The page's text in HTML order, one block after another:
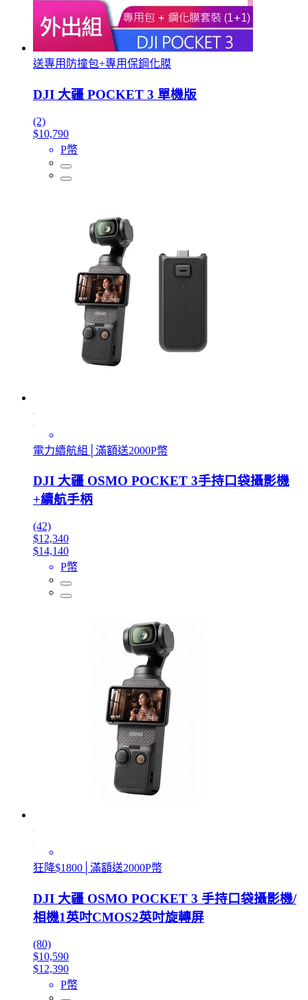
送專用防撞包+專用保鋼化膜
DJI 大疆 POCKET 3 單機版
(2)
$10,790
P幣
電力續航組│滿額送2000P幣
DJI 大疆 OSMO POCKET 3手持口袋攝影機
+續航手柄
(42)
$12,340
$14,140
P幣
狂降$1800│滿額送2000P幣
DJI 大疆 OSMO POCKET 3 手持口袋攝影機/
相機1英吋CMOS2英吋旋轉屏
(80)
$10,590
$12,390
P幣